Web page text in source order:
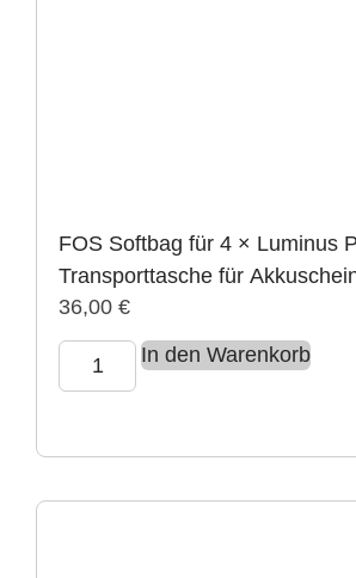
FOS Softbag für 4 × Luminus
Transporttasche für
36,00 €
In den Warenkorb